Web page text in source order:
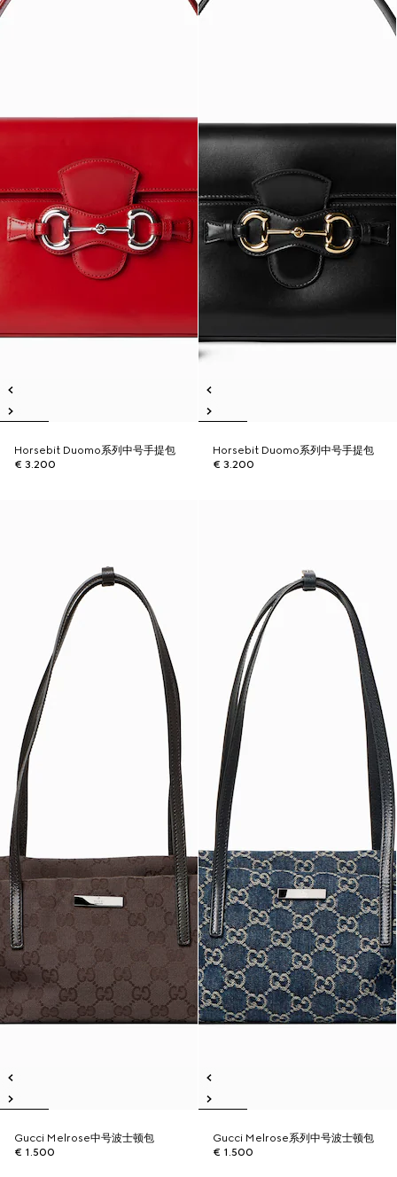
Horsebit Duomo系列中号手提包
€ 3.200
Horsebit Duomo系列中号手提包
€ 3.200
Gucci Melrose中号波士顿包
€ 1.500
Gucci Melrose系列中号波士顿包
€ 1.500